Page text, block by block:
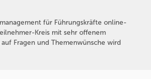
für Führungskräfte online-
Kreis mit sehr offenem
Fragen und Themenwünsche wird